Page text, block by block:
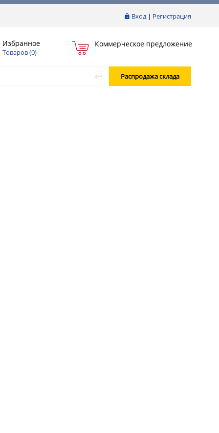
Вход| Регистрация
Избранное
Товаров (0)
Коммерческое предложение
Распродажа склада